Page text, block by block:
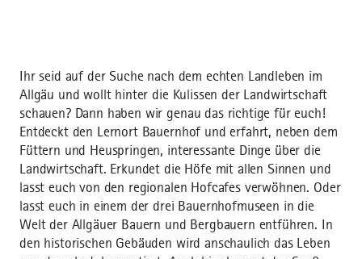
Ihr seid auf der Suche nach dem echten Landleben im
Allgäu und wollt hinter die Kulissen der Landwirtschaft
schauen? Dann haben wir genau das richtige für euch!
Entdeckt den Lernort Bauernhof und erfahrt, neben dem
Füttern und Heuspringen, interessante Dinge über die
Landwirtschaft. Erkundet die Höfe mit allen Sinnen und
lasst euch von den regionalen Hofcafes verwöhnen. Oder
lasst euch in einem der drei Bauernhofmuseen in die
Welt der Allgäuer Bauern und Bergbauern entführen. In
den historischen Gebäuden wird anschaulich das Leben